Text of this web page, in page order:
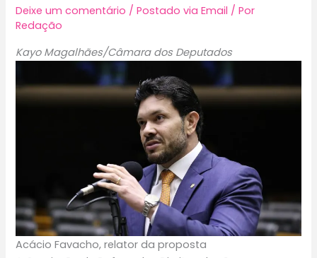
Deixe um comentário /Postado via Email / Por
Redação
Kayo Magalhães/Câmara dos Deputados
Acácio Favacho, relator da proposta